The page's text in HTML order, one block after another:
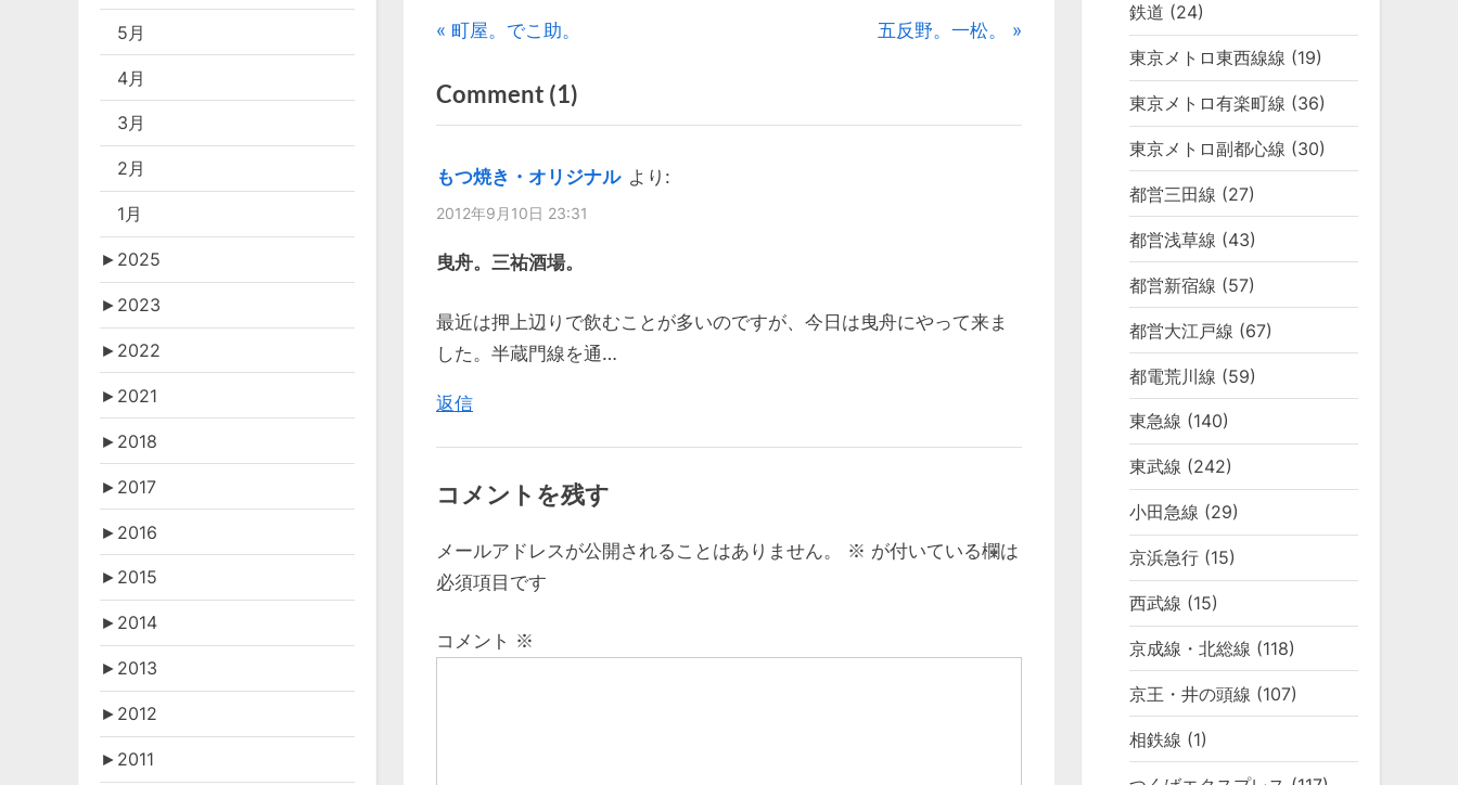
投
稿
ナ
ビ
ー
シ
P
e
v
o
u
s
o
s
:
町屋。でこ助。
N
t
五反野。一松。
Comment (1)
“曳
舟。
赤
場。”
もつ焼き・オリジナル より:
2012年9月10日 23:31
曳舟。三祐酒場。
最近は押上辺りで飲むことが多いのですが、今日は曳舟にやって来ま
した。半蔵門線を通…
返信
コメントを残す
メールアドレスが公開されることはありません。 ※ が付いている欄は
必須項目です
コメント ※
5月
4月
3月
2月
1月
► 2025
► 2023
► 2022
► 2021
► 2018
► 2017
► 2016
► 2015
► 2014
► 2013
► 2012
► 2011
鉄道 (24)
東京メトロ東西線線 (19)
東京メトロ有楽町線 (36)
東京メトロ副都心線 (30)
都営三田線 (27)
都営浅草線 (43)
都営新宿線 (57)
都営大江戸線 (67)
都電荒川線 (59)
東急線 (140)
東武線 (242)
小田急線 (29)
京浜急行 (15)
西武線 (15)
京成線・北総線 (118)
京王・井の頭線 (107)
相鉄線 (1)